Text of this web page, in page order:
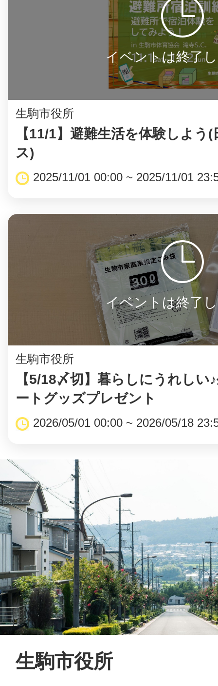
イベントは終了
生駒市役所
【11/1】避難生活を体験しよう
ス)
2025/11/01 00:00 ~ 2025/11/01
イベントは終了
生駒市役所
【5/18〆切】暮らしにうれしい
ートグッズプレゼント
2026/05/01 00:00 ~ 2026/05/18
生駒市役所